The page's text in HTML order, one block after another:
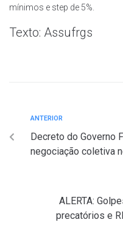
mínimos e step de 5%.
Texto: Assufrgs
ANTERIOR
Decreto do Governo
negociação coletiva
ALERTA:
precatórios e